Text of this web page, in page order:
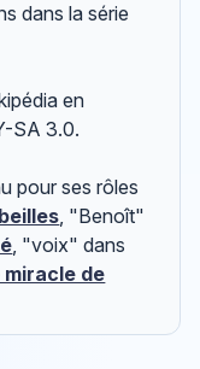
dans la série
en
SA 3.0.
pour ses rôles
, "Benoît"
, "voix" dans
miracle de